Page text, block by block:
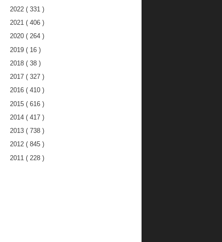
2022 ( 331 )
2021 ( 406 )
2020 ( 264 )
2019 ( 16 )
2018 ( 38 )
2017 ( 327 )
2016 ( 410 )
2015 ( 616 )
2014 ( 417 )
2013 ( 738 )
2012 ( 845 )
2011 ( 228 )